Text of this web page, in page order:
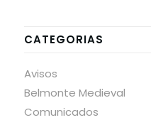
CATEGORIAS
Avisos
Belmonte Medieval
Comunicados